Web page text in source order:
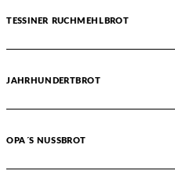
TESSINER RUCHMEHLBROT
JAHRHUNDERTBROT
OPA´S NUSSBROT